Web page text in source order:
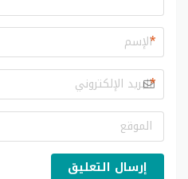
*
*
إرسال التعليق